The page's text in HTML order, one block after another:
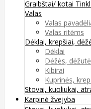
Graibštai/ kotai
Valas
Valas
Valas ritėms
Dėklai, krepšiai,
Dėklai
Dėžės,
Kibirai
Kuprinės,
Stovai, kuoliukai,
Karpinė žvejyba